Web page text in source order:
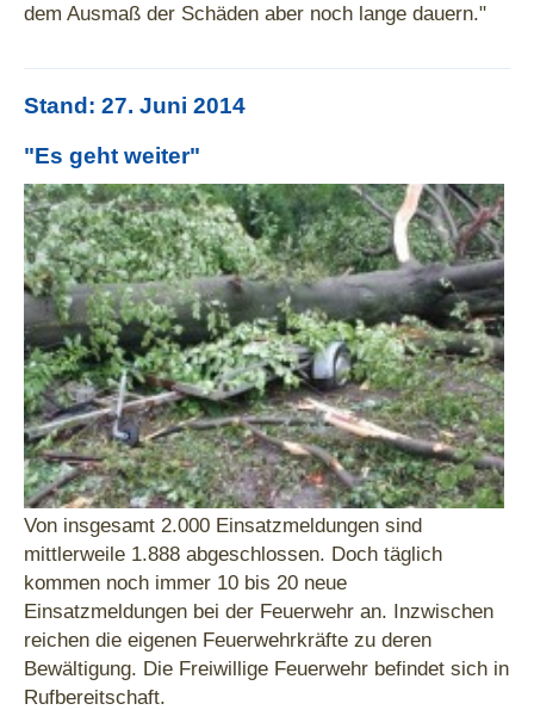
dem Ausmaß der Schäden aber noch lange dauern."
Stand: 27. Juni 2014
"Es geht weiter"
Von insgesamt 2.000 Einsatzmeldungen sind
mittlerweile 1.888 abgeschlossen. Doch täglich
kommen noch immer 10 bis 20 neue
Einsatzmeldungen bei der Feuerwehr an. Inzwischen
reichen die eigenen Feuerwehrkräfte zu deren
Bewältigung. Die Freiwillige Feuerwehr befindet sich in
Rufbereitschaft.